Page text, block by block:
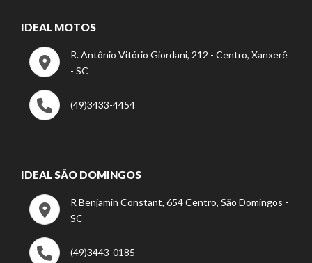
IDEAL MOTOS
R. Antônio Vitório Giordani, 212 - Centro, Xanxerê
- SC
(49)3433-4454
IDEAL SÃO DOMINGOS
R Benjamin Constant, 654 Centro, São Domingos -
SC
(49)3443-0185